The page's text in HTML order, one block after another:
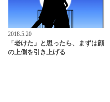
2018.5.20
「老けた」と思ったら、まずは顔
の上側を引き上げる